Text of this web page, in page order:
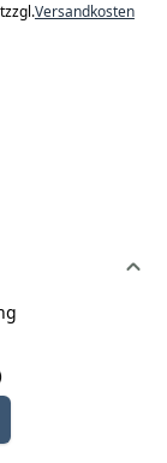
zzgl.Versandkosten